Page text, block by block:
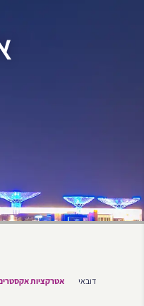
דובאי אטרקציות